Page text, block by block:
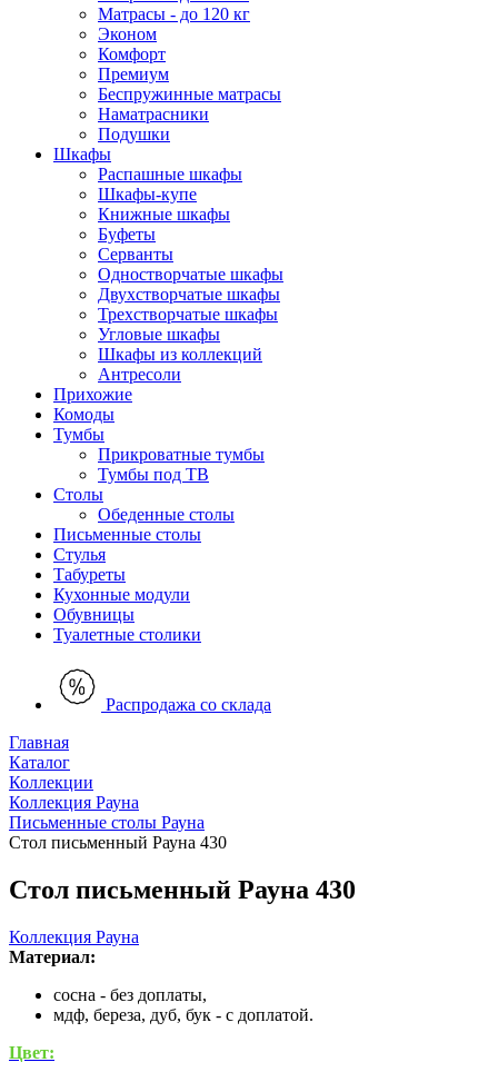
Матрасы - до 120 кг
Эконом
Комфорт
Премиум
Беспружинные матрасы
Наматрасники
Подушки
Шкафы
Распашные шкафы
Шкафы-купе
Книжные шкафы
Буфеты
Серванты
Одностворчатые шкафы
Двухстворчатые шкафы
Трехстворчатые шкафы
Угловые шкафы
Шкафы из коллекций
Антресоли
Прихожие
Комоды
Тумбы
Прикроватные тумбы
Тумбы под ТВ
Столы
Обеденные столы
Письменные столы
Стулья
Табуреты
Кухонные модули
Обувницы
Туалетные столики
Распродажа со склада
Главная
Каталог
Коллекции
Коллекция Рауна
Письменные столы Рауна
Стол письменный Рауна 430
Стол письменный Рауна 430
Коллекция Рауна
Материал:
сосна - без доплаты,
мдф, береза, дуб, бук - с доплатой.
Цвет: